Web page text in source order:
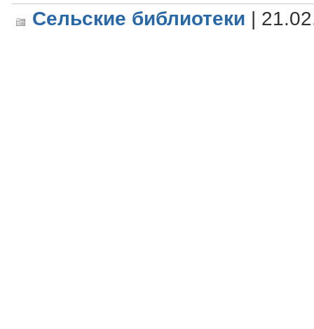
Сельские библиотеки |